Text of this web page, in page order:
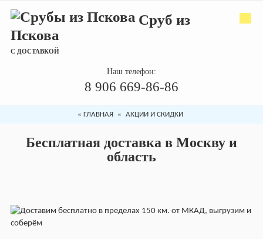
Сруб из
Пскова
С ДОСТАВКОЙ
Наш телефон:
8 906 669-86-86
« ГЛАВНАЯ « АКЦИИ И СКИДКИ
Бесплатная доставка в Москву и
область